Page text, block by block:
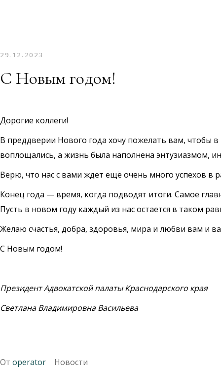
29.12.2023
С Новым годом!
Дорогие коллеги!
В преддверии Нового года хочу пожелать вам, чтобы
воплощались, а жизнь была наполнена энтузиазмом,
Верю, что нас с вами ждет ещё очень много успехов в
Конец года — время, когда подводят итоги. Самое
Пусть в новом году каждый из нас остается в таком
Желаю счастья, добра, здоровья, мира и любви вам и
С Новым годом!
Президент Адвокатской палаты Краснодарского края
Светлана Владимировна Васильева
От operator Новости